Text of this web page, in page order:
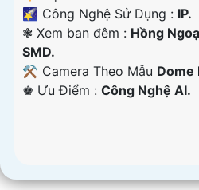
🌠 Công Nghệ Sử Dụng : IP.
❃ Xem ban đêm : Hồng
SMD.
⚒ Camera Theo Mẫu Dome
️♚ Ưu Điểm : Công Nghệ AI.